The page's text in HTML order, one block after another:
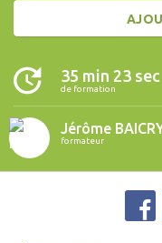
35 min 23 sec
de formation
Jérôme
formateur